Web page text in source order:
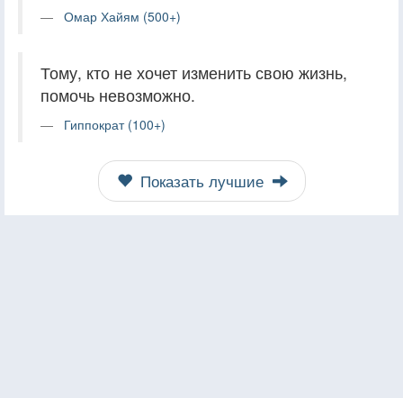
Омар Хайям (500+)
Тому, кто не хочет изменить свою жизнь,
помочь невозможно.
Гиппократ (100+)
Показать лучшие